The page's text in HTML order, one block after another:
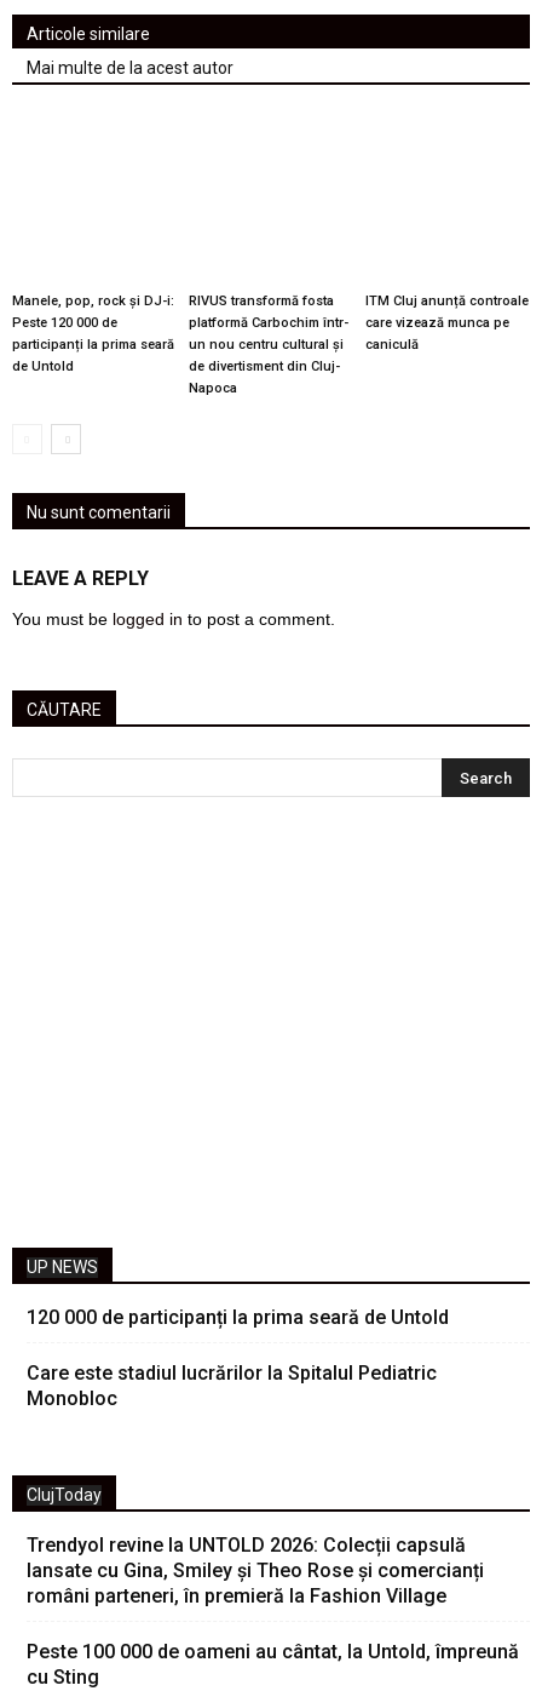
Articole similare
Mai multe de la acest autor
Manele, pop, rock și DJ-i:
Peste 120 000 de
participanți la prima seară
de Untold
RIVUS transformă fosta
platformă Carbochim într-
un nou centru cultural și
de divertisment din Cluj-
Napoca
ITM Cluj anunță controale
care vizează munca pe
caniculă
Nu sunt comentarii
LEAVE A REPLY
You must be logged in to post a comment.
CĂUTARE
UP NEWS
120 000 de participanți la prima seară de Untold
Care este stadiul lucrărilor la Spitalul Pediatric
Monobloc
ClujToday
Trendyol revine la UNTOLD 2026: Colecții capsulă
lansate cu Gina, Smiley și Theo Rose și comercianți
români parteneri, în premieră la Fashion Village
Peste 100 000 de oameni au cântat, la Untold, împreună
cu Sting